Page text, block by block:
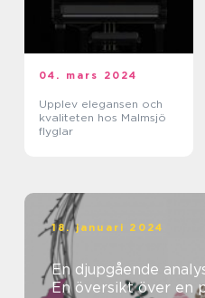
04. mars 2024
Upplev elegansen och
kvaliteten hos Malmsjö
flyglar
18. januari 2024
En djupgående
En översikt över en